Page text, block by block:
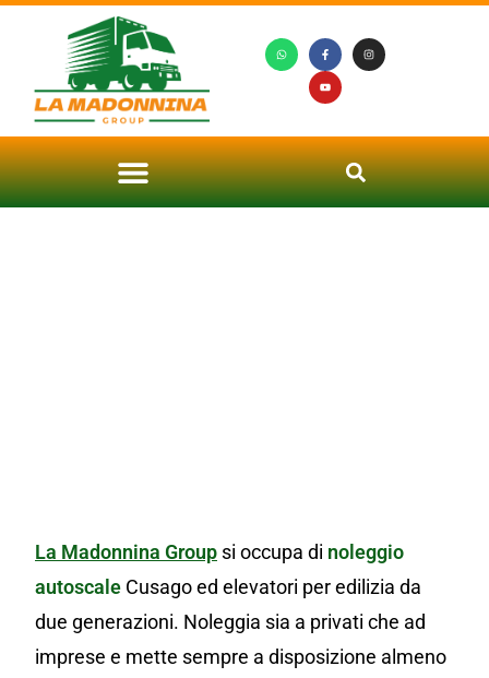
La Madonnina Group si occupa di noleggio
autoscale Cusago ed elevatori per edilizia da
due generazioni. Noleggia sia a privati che ad
imprese e mette sempre a disposizione almeno